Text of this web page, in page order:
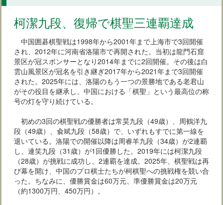
柯潔九段、復帰で棋聖三連覇達成
中国囲碁棋聖戦は1998年から2001年まで上海市で3回開催
され、2012年に河南省洛陽市で再開された。当初は龍門石窟
景区が冠スポンサーとなり2014年までに2回開催。その後は白
雲山風景区が冠名を引き継ぎ2017年から2021年まで3回開催
された。2025年には、洛陽のもう一つの景勝地である老君山
がその役目を継承し、中国における「棋聖」という最高位の称
号の灯を守り続けている。
初めの3回の棋聖戦の優勝者は常昊九段（49歳）、周鶴洋九
段（49歳）、兪斌九段（58歳）で、いずれもすでに第一線を
退いている。洛陽での開催以降は周睿羊九段（34歳）が2連覇
し、連笑九段（31歳）が1回優勝した。2019年には柯潔九段
（28歳）が挑戦に成功し、2連覇を達成。2025年、棋聖戦は再
び幕を開け、中国のプロ棋士たちが柯棋聖への挑戦権を競い合
った。ちなみに、優勝賞金は60万元、準優勝賞金は20万元
（約1300万円、450万円）。